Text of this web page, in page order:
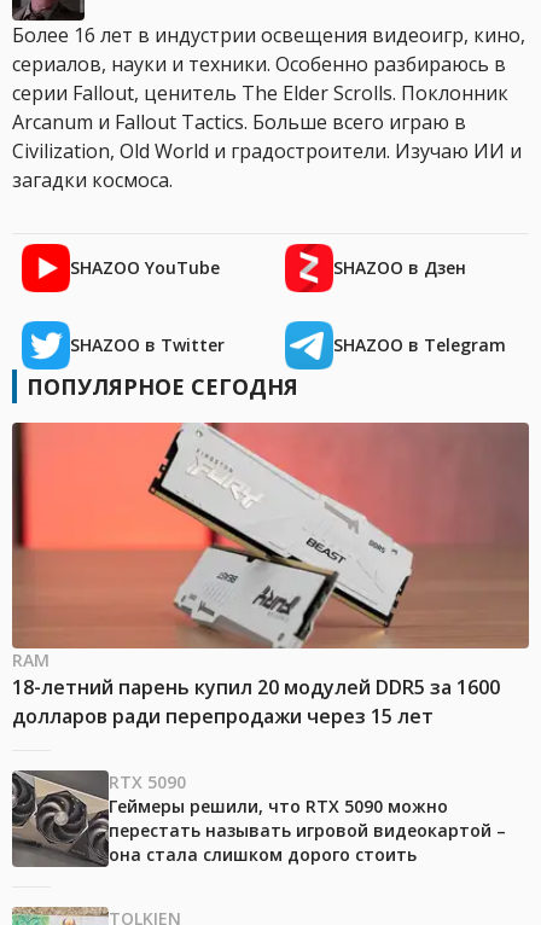
Более 16 лет в индустрии освещения видеоигр, кино,
сериалов, науки и техники. Особенно разбираюсь в
серии Fallout, ценитель The Elder Scrolls. Поклонник
Arcanum и Fallout Tactics. Больше всего играю в
Civilization, Old World и градостроители. Изучаю ИИ и
загадки космоса.
SHAZOO YouTube SHAZOO в Дзен
SHAZOO в Twitter SHAZOO в Telegram
ПОПУЛЯРНОЕ СЕГОДНЯ
RAM
18-летний парень купил 20 модулей DDR5 за 1600
долларов ради перепродажи через 15 лет
RTX 5090
Геймеры решили, что RTX 5090 можно
перестать называть игровой видеокартой –
она стала слишком дорого стоить
TOLKIEN